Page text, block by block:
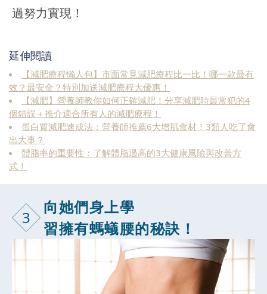
過努力實現！
延伸閱讀
【減肥療程懶人包】市面常見減肥療程比一比！哪一款最有
效？最安全？特別加送減肥療程大優惠！
【減肥】營養師教你如何正確減肥！分享減肥時最常犯的4
個錯誤＋推介適合所有人的減肥療程！
蛋白質減肥速成法：營養師推薦6大增肌食材！3類人吃了會
出大事？
體脂率的重要性：了解體脂過高的3大健康風險與改善方
式！
3
向她們身上學
習擁有螞蟻腰的秘訣！